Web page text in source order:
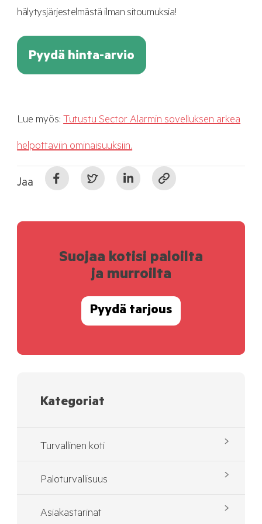
hälytysjärjestelmästä ilman sitoumuksia!
Pyydä hinta-arvio
Lue myös:Tutustu Sector Alarmin sovelluksen arkea
helpottaviin ominaisuuksiin.
Jaa
Suojaa kotisi paloilta
ja murroilta
Pyydä tarjous
Kategoriat
Turvallinen koti
Paloturvallisuus
Asiakastarinat